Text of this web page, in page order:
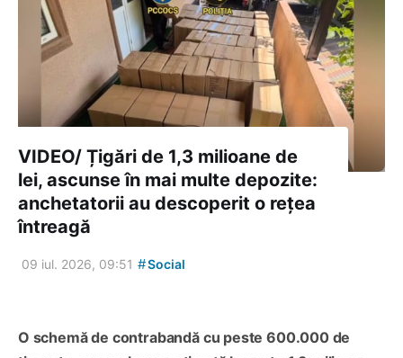
VIDEO/ Țigări de 1,3 milioane de
lei, ascunse în mai multe depozite:
anchetatorii au descoperit o rețea
întreagă
09 iul. 2026, 09:51 #Social
O schemă de contrabandă cu peste 600.000 de